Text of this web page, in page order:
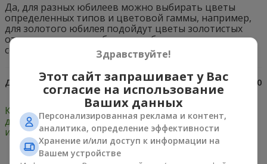
Да, для разных юбилеев можно выбирать цветы
определенных типов и цветовой гаммы, например,
для золотого юбилея подойдут цветы золотистых
оттенков, а для серебряного юбилея - цветы
серебристых оттенков.
Дата: 10.10.2014 Просмотров: 6650
Как часто дарить
девушке цветы: советы
и рекомендации
Как выбрать цвет роз:
тонкости подбора
Здравствуйте!
Этот сайт запрашивает у Вас
согласие на использование
Ваших данных
Персонализированная реклама и контент,
аналитика, определение эффективности
Хранение и/или доступ к информации на
Вашем устройстве